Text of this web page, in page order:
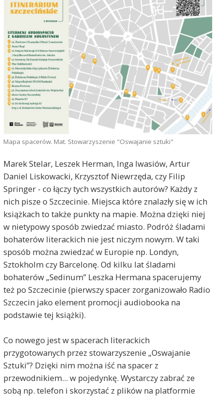
Mapa spacerów. Mat. Stowarzyszenie "Oswajanie sztuki"
Marek Stelar, Leszek Herman, Inga Iwasiów, Artur
Daniel Liskowacki, Krzysztof Niewrzęda, czy Filip
Springer - co łączy tych wszystkich autorów? Każdy z
nich pisze o Szczecinie. Miejsca które znalazły się w ich
książkach to także punkty na mapie. Można dzięki niej
w nietypowy sposób zwiedzać miasto. Podróż śladami
bohaterów literackich nie jest niczym nowym. W taki
sposób można zwiedzać w Europie np. Londyn,
Sztokholm czy Barcelonę. Od kilku lat śladami
bohaterów „Sedinum” Leszka Hermana spacerujemy
też po Szczecinie (pierwszy spacer zorganizowało Radio
Szczecin jako element promocji audiobooka na
podstawie tej książki).
Co nowego jest w spacerach literackich
przygotowanych przez stowarzyszenie „Oswajanie
Sztuki”? Dzięki nim można iść na spacer z
przewodnikiem... w pojedynkę. Wystarczy zabrać ze
sobą np. telefon i skorzystać z plików na platformie